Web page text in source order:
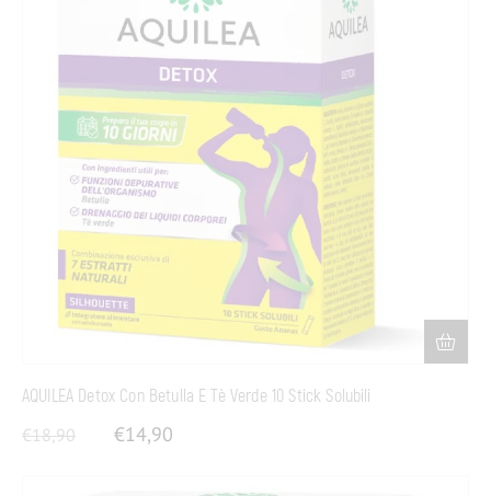
AQUILEA Detox Con Betulla E Tè Verde 10 Stick Solubili
€18,90 €14,90